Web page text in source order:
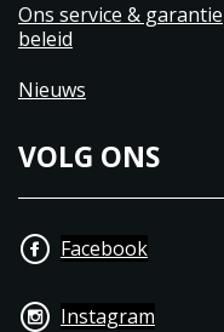
Ons service & garantie
beleid
Nieuws
VOLG ONS
Facebook
Instagram